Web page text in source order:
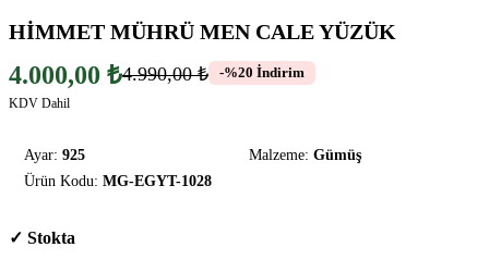
HİMMET MÜHRÜ MEN CALE YÜZÜK
4.000,00 ₺4.990,00 ₺ -%20 İndirim
KDV Dahil
Ayar: 925 Malzeme: Gümüş
Ürün Kodu: MG-EGYT-1028
✓ Stokta